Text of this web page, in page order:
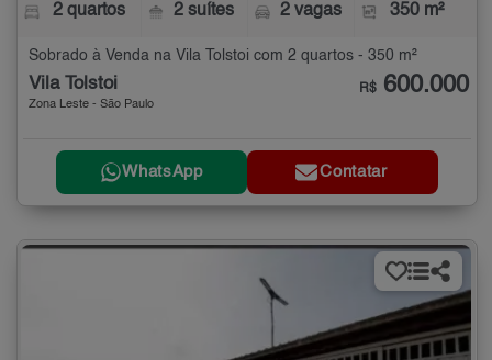
2 quartos 2 suítes 2 vagas 350 m²
Sobrado à Venda na Vila Tolstoi com 2 quartos - 350 m²
Vila Tolstoi
Zona Leste - São Paulo
R$ 600.000
WhatsApp Contatar